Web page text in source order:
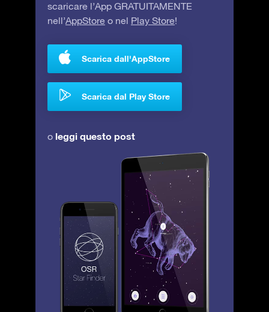
scaricare l’App GRATUITAMENTE
nell’AppStore o nel Play Store!
Scarica dall'AppStore
Scarica dal Play Store
o leggi questo post